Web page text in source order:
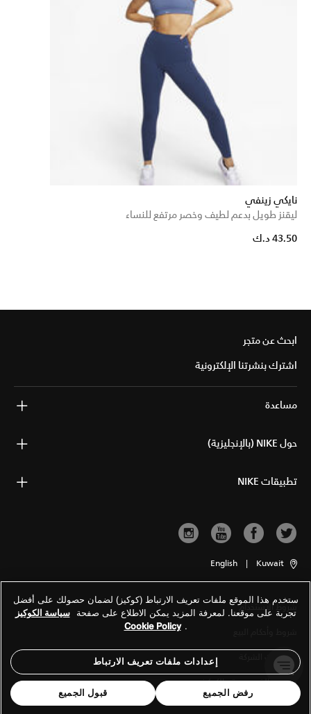
نايكي زينفي
ليقنز طويل بدعم لطيف وخصر مرتفع للنساء
43.50 د.ك
ابحث عن متجر
اشترك بنشرتنا الإلكترونية
مساعدة
حول NIKE (بالإنجليزية)
تطبيقات NIKE
Kuwait
|
English
شروط الاستخدام
معلومات الشركة
سياسة الخصوصية والكوكيز
ستخدم هذا الموقع ملفات تعريف الارتباط (كوكيز) لضمان حصولك على أفضل
تجربة على موقعنا. لمعرفة المزيد يمكن الاطلاع على صفحة سياسة الكوكيز
.
Cookie Policy
إعدادات ملفات تعريف الارتباط
رفض الجميع قبول الجميع